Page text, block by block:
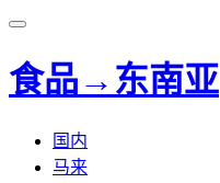
食品→东南亚
国内
马来